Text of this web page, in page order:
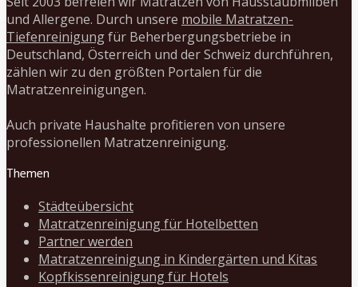
und Allergene. Durch unsere mobile Matratzen-
Tiefenreinigungfür Beherbergungsbetriebe in
Deutschland, Österreich und der Schweiz durchführen,
zählen wir zu den größten Portalen für die
Matratzenreinigungen.
Auch private Haushalte profitieren von unsere
professionellen Matratzenreinigung.
Themen
Städteübersicht
Matratzenreinigung für Hotelbetten
Partner werden
Matratzenreinigung in Kindergärten und Kitas
Kopfkissenreinigung für Hotels